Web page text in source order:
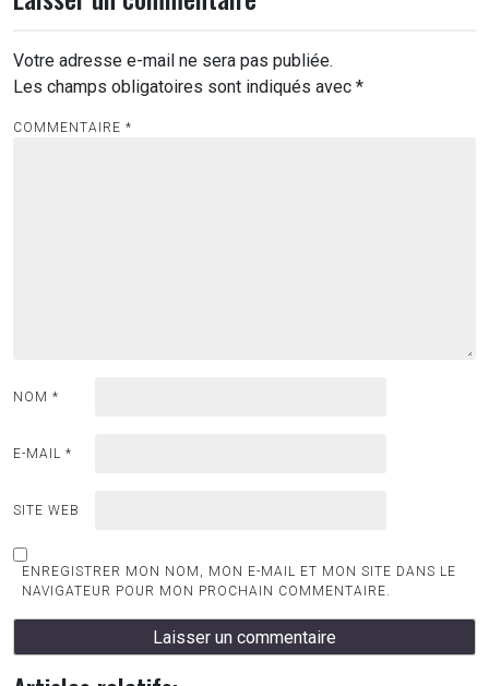
Votre adresse e-mail ne sera pas publiée.
Les champs obligatoires sont indiqués avec *
COMMENTAIRE *
NOM *
E-MAIL *
SITE WEB
ENREGISTRER MON NOM, MON E-MAIL ET MON SITE DANS LE
NAVIGATEUR POUR MON PROCHAIN COMMENTAIRE.